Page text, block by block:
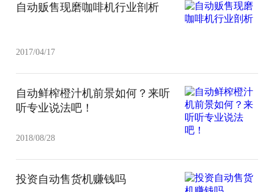
自动贩售现磨咖啡机行业剖析
2017/04/17
自动鲜榨橙汁机前景如何？来听
听专业说法吧！
2018/08/28
投资自动售货机赚钱吗